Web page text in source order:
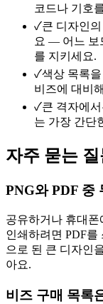
코드나 기호
✓큰 디자인
요 — 어느 보
를 지키세요.
✓색상 목록
비즈에 대비
✓큰 격자에
는 가장 간단
자주 묻는
PNG와 PDF 중
공유하거나 휴대
인쇄하려면 PDF
으로 된 큰 디자인
아요.
비즈 구매 목록